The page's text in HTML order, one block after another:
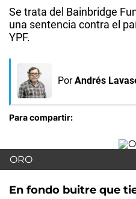
Se trata del Bainbridge
una sentencia contra el
YPF.
Por Andrés
Para compartir:
ORO
En fondo buitre que